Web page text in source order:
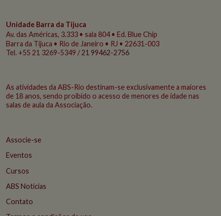
Unidade Barra da Tijuca
Av. das Américas, 3.333 • sala 804 • Ed. Blue Chip
Barra da Tijuca • Rio de Janeiro • RJ • 22631-003
Tel. +55 21 3269-5349 /21 99462-2756
As atividades da ABS-Rio destinam-se exclusivamente a maiores
de 18 anos, sendo proibido o acesso de menores de idade nas
salas de aula da Associação.
Associe-se
Eventos
Cursos
ABS Notícias
Contato